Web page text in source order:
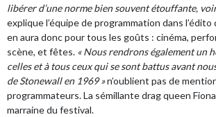
libérer d’une norme bien souvent étouffante,
explique l’équipe de programmation dans l’édito
en aura donc pour tous les goûts : cinéma,
scène, et fêtes. « Nous rendrons également un
celles et à tous ceux qui se sont battus avant
de Stonewall en 1969 »n’oublient pas de
programmateurs. La sémillante drag queen
marraine du festival.